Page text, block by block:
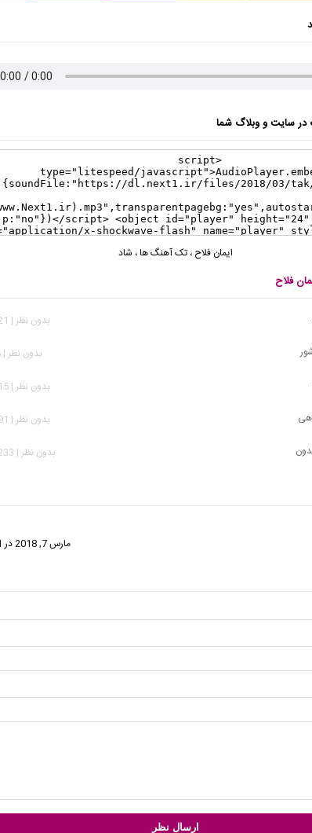
سایت و وبلاگ شما
ایمان فلاح ، تک آهنگ ها، شاد
فلاح
بدون نظر | 1,021 بازدید
بدون نظر | 986 بازدید
بدون نظر | 3,515 بازدید
بدون نظر | 3,491 بازدید
بدون نظر | 11,233 بازدید
مارس 7, 2018 در 12:31 ق.ظ